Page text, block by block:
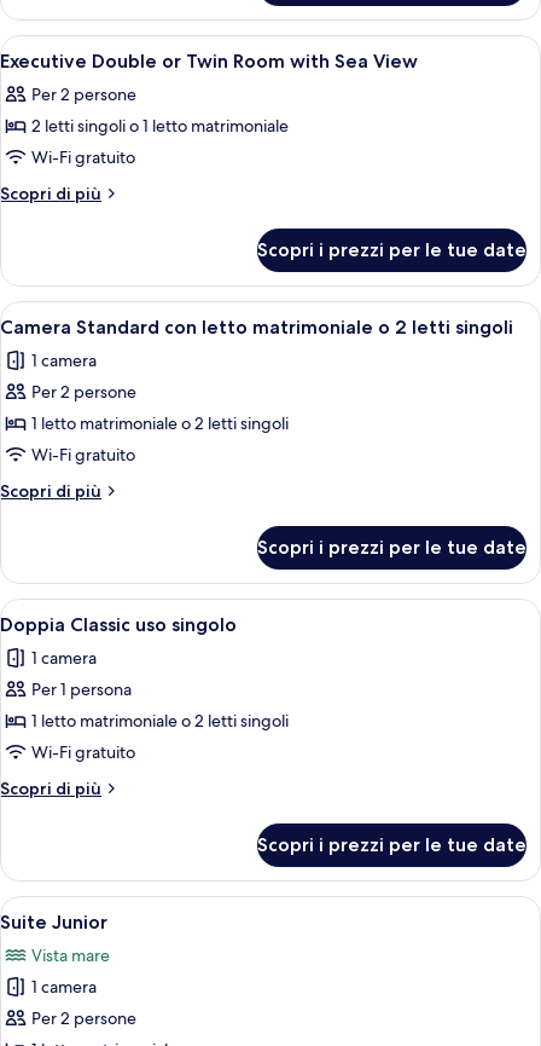
Room
Double
or
Twin
Apri
tutte
le
foto
per
Executive
Twin
Room
with
Sea
View
Minibar, una cassaforte in camera,
7
Executive Double or Twin Room with Sea View
Per 2 persone
2 letti singoli o 1 letto matrimoniale
Wi-Fi gratuito
Scopri di più
Altri
Double
or
Twin
with
Sea
Scopri i prezzi per le tue date
Apri
tutte
le
foto
per
Camera
Standard
con
matrimoniale
o
2
letti
singoli
Una camera da letto ordinata con
3
Camera Standard con letto matrimoniale o 2 letti singoli
1 camera
Per 2 persone
1 letto matrimoniale o 2 letti singoli
Wi-Fi gratuito
Scopri di più
Altri
Standard
con
letto
matrimoniale
o
2
singoli
Scopri i prezzi per le tue date
Apri
tutte
le
foto
per
Doppia
Classic
uso
Un letto rifatto con lenzuola e
4
Doppia Classic uso singolo
1 camera
Per 1 persona
1 letto matrimoniale o 2 letti singoli
Wi-Fi gratuito
Scopri di più
Altri
Classic
uso
singolo
Scopri i prezzi per le tue date
Apri
tutte
le
foto
per
Una camera d'albergo con un letto
8
Suite Junior
Vista mare
1 camera
Per 2 persone